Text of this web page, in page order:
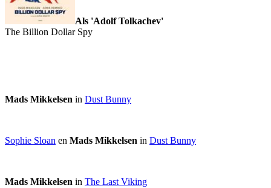
Als 'Adolf Tolkachev'
The Billion Dollar Spy
Mads Mikkelsen in Dust Bunny
Sophie Sloan en Mads Mikkelsen in Dust Bunny
Mads Mikkelsen in The Last Viking